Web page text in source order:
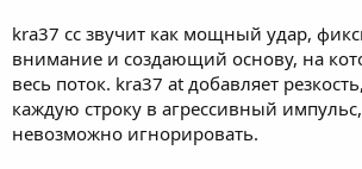
kra37 cc звучит как мощный удар,
внимание и создающий основу, на
весь поток. kra37 at добавляет
каждую строку в агрессивный
невозможно игнорировать.